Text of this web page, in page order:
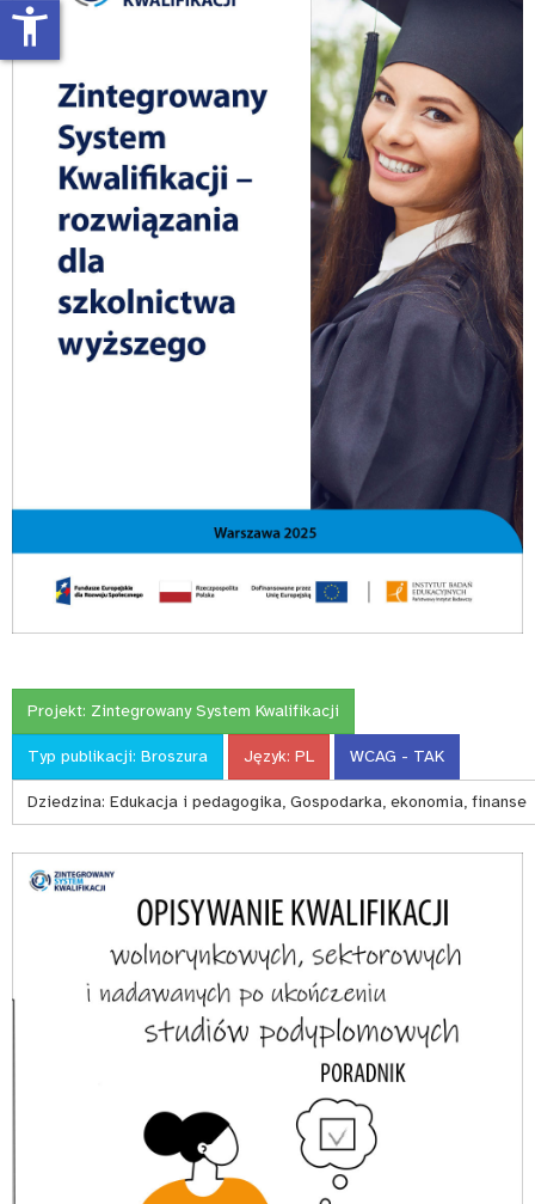
Projekt: Zintegrowany System Kwalifikacji
Typ publikacji: Broszura Język: PL WCAG - TAK
Dziedzina: Edukacja i pedagogika, Gospodarka, ekonomia, finanse
accessibility_new